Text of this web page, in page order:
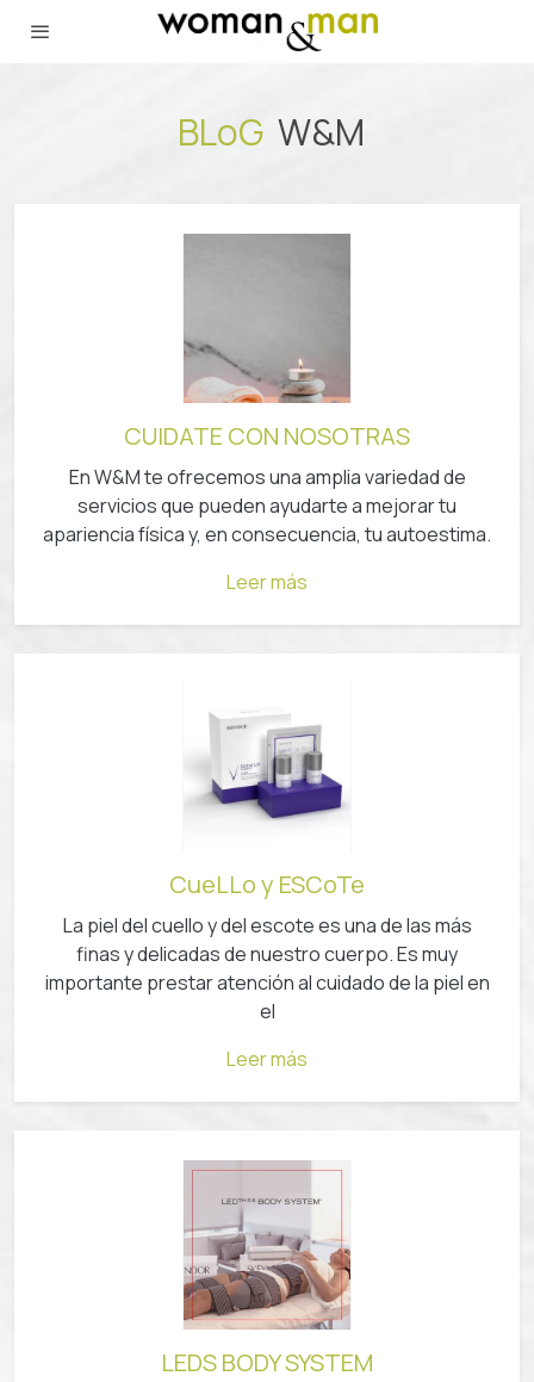
BLoG W&M
CUIDATE CON NOSOTRAS
En W&M te ofrecemos una amplia variedad de
servicios que pueden ayudarte a mejorar tu
apariencia física y, en consecuencia, tu autoestima.
Leer más
CueLLo y ESCoTe
La piel del cuello y del escote es una de las más
finas y delicadas de nuestro cuerpo. Es muy
importante prestar atención al cuidado de la piel en
el
Leer más
LEDS BODY SYSTEM